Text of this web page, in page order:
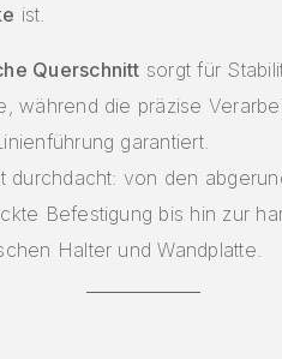
ist.
Querschnitt sorgt für
während die präzise
garantiert.
durchdacht: von den
Befestigung bis hin zur
Halter und Wandplatte.